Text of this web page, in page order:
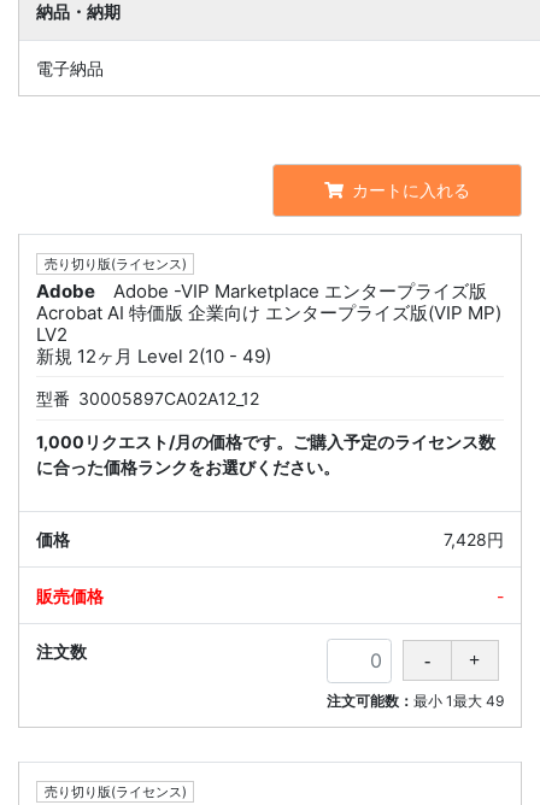
納品・納期
電子納品
カートに入れる
売り切り版(ライセンス)
Adobe
Adobe -VIP Marketplace エンタープライズ版
Acrobat AI 特価版 企業向け エンタープライズ版(VIP MP)
LV2
新規 12ヶ月 Level 2(10 - 49)
型番 30005897CA02A12_12
1,000リクエスト/月の価格です。ご購入予定のライセンス数
に合った価格ランクをお選びください。
7,428円
-
注文可能数： 最小 1最大 49
売り切り版(ライセンス)